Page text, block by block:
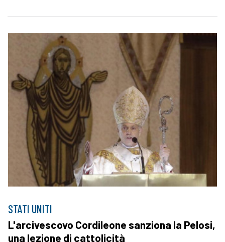
STATI UNITI
L'arcivescovo Cordileone sanziona la Pelosi,
una lezione di cattolicità